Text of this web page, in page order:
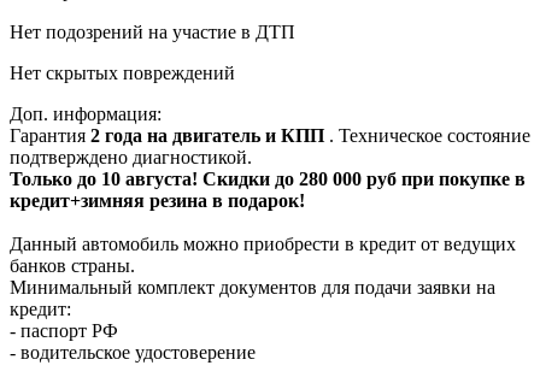
Нет подозрений на участие в ДТП
Нет скрытых повреждений
Доп. информация:
Гарантия 2 года на двигатель и КПП . Техническое состояние
подтверждено диагностикой.
Только до 10 августа! Скидки до 280 000 руб при покупке в
кредит+зимняя резина в подарок!
Данный автомобиль можно приобрести в кредит от ведущих
банков страны.
Минимальный комплект документов для подачи заявки на
кредит:
- паспорт РФ
- водительское удостоверение